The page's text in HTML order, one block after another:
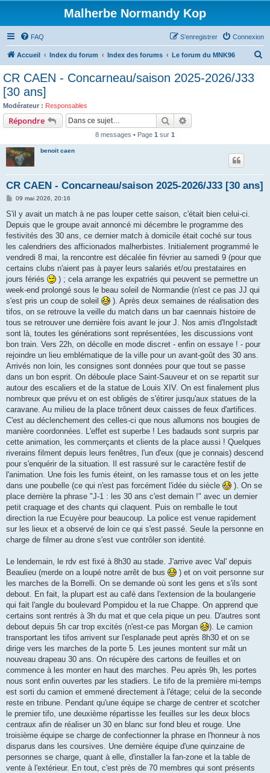
Malherbe Normandy Kop
FAQ Connexion
S’enregistrer
Accueil Index du forum Index des forums Le forum du MNK96
CR CAEN - Concarneau/saison 2025-2026/J33
[30 ans]
Modérateur : Responsables
Répondre Rechercher
8 messages • Page 1 sur 1
benoit caen
CR CAEN - Concarneau/saison 2025-2026/J33 [30 ans]
M
s
a
g
09 mai 2026, 20:16
S'il y avait un match à ne pas louper cette saison, c'était bien celui-ci.
Depuis que le groupe avait annoncé mi décembre le programme des
festivités des 30 ans, ce dernier match à domicile était coché sur tous
les calendriers des afficionados malherbistes. Initialement programmé le
vendredi 8 mai, la rencontre est décalée fin février au samedi 9 (pour que
certains clubs n'aient pas à payer leurs salariés et/ou prestataires en
jours fériés
) ; cela arrange les expatriés qui peuvent se permettre un
week-end prolongé sous le beau soleil de Normandie (n'est ce pas JJ qui
s'est pris un coup de soleil
). Après deux semaines de réalisation des
tifos, on se retrouve la veille du match dans un bar caennais histoire de
tous se retrouver une dernière fois avant le jour J. Nos amis d'Ingolstadt
sont là, toutes les générations sont représentées, les discussions vont
bon train. Vers 22h, on décolle en mode discret - enfin on essaye ! - pour
rejoindre un lieu emblématique de la ville pour un avant-goût des 30 ans.
Arrivés non loin, les consignes sont données pour que tout se passe
dans un bon esprit. On déboule place Saint-Sauveur et on se repartit sur
autour des escaliers et de la statue de Louis XIV. On est finalement plus
nombreux que prévu et on est obligés de s'étirer jusqu'aux statues de la
caravane. Au milieu de la place trônent deux caisses de feux d'artifices.
C'est au déclenchement des celles-ci que nous allumons nos bougies de
manière coordonnées. L'effet est superbe ! Les badauds sont surpris par
cette animation, les commerçants et clients de la place aussi ! Quelques
riverains filment depuis leurs fenêtres, l'un d'eux (que je connais) descend
pour s'enquérir de la situation. Il est rassuré sur le caractère festif de
l'animation. Une fois les fumis éteint, on les ramasse tous et on les jette
dans une poubelle (ce qui n'est pas forcément l'idée du siècle
). On se
place derrière la phrase "J-1 : les 30 ans c'est demain !" avec un dernier
petit craquage et des chants qui claquent. Puis on remballe le tout
direction la rue Ecuyère pour beaucoup. La police est venue rapidement
sur les lieux et a observé de loin ce qui s'est passé. Seule la personne en
charge de filmer au drone s'est vue contrôler son identité.
Le lendemain, le rdv est fixé à 8h30 au stade. J'arrive avec Val' depuis
Beaulieu (merde on a loupé notre arrêt de bus
) et on voit personne sur
les marches de la Borrelli. On se demande où sont les gens et s'ils sont
debout. En fait, la plupart est au café dans l'extension de la boulangerie
qui fait l'angle du boulevard Pompidou et la rue Chappe. On apprend que
certains sont rentrés à 3h du mat et que cela pique un peu. D'autres sont
debout depuis 5h car trop excités (n'est-ce pas Morgan
). Le camion
transportant les tifos arrivent sur l'esplanade peut après 8h30 et on se
dirige vers les marches de la porte 5. Les jeunes montent sur mât un
nouveau drapeau 30 ans. On récupère des cartons de feuilles et on
commence à les monter en haut des marches. Peu après 9h, les portes
nous sont enfin ouvertes par les stadiers. Le tifo de la première mi-temps
est sorti du camion et emmené directement à l'étage; celui de la seconde
reste en tribune. Pendant qu'une équipe se charge de centrer et scotcher
le premier tifo, une deuxième répartisse les feuilles sur les deux blocs
centraux afin de réaliser un 30 en blanc sur fond bleu et rouge. Une
troisième équipe se charge de confectionner la phrase en l'honneur à nos
disparus dans les coursives. Une dernière équipe d'une quinzaine de
personnes se charge, quant à elle, d'installer la fan-zone et la table de
vente à l'extérieur. En tout, c'est près de 70 membres qui sont présents